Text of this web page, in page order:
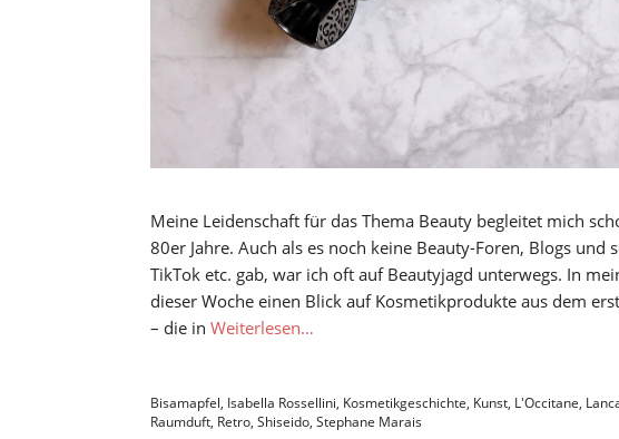
Meine Leidenschaft für das Thema Beauty begleitet mich
80er Jahre. Auch als es noch keine Beauty-Foren, Blogs und
TikTok etc. gab, war ich oft auf Beautyjagd unterwegs. In
dieser Woche einen Blick auf Kosmetikprodukte aus dem
– die in Weiterlesen…
Bisamapfel, Isabella Rossellini, Kosmetikgeschichte, Kunst, L'Occitane,
Raumduft, Retro, Shiseido, Stephane Marais